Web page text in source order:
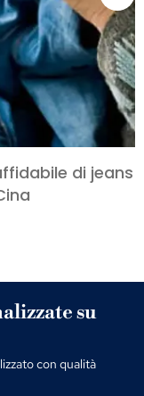
di jeans
su
con qualità